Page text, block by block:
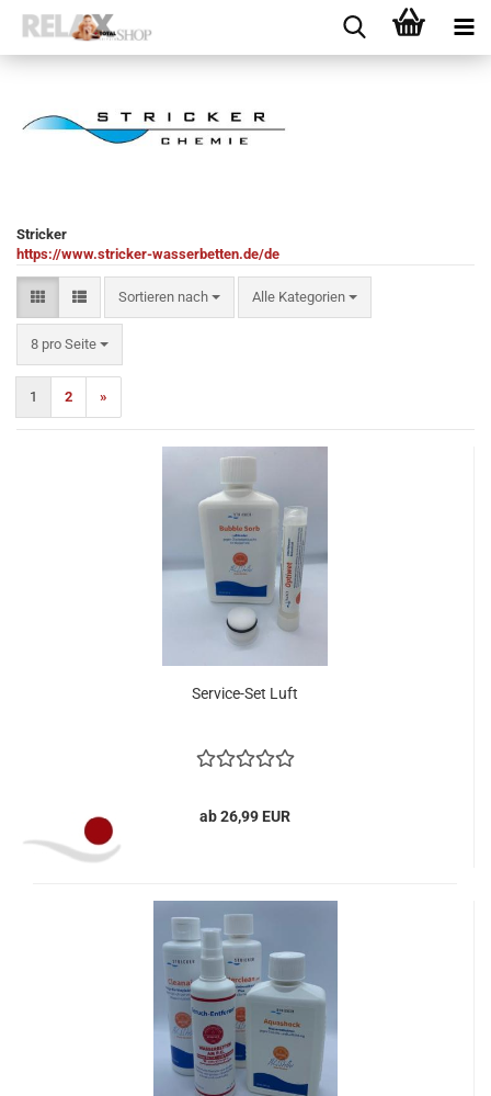
Stricker
https://www.stricker-wasserbetten.de/de
Sortieren nach
Sortieren nach Alle Kategorien
8 pro Seite
pro Seite
1 2 »
Service-Set Luft
ab 26,99 EUR